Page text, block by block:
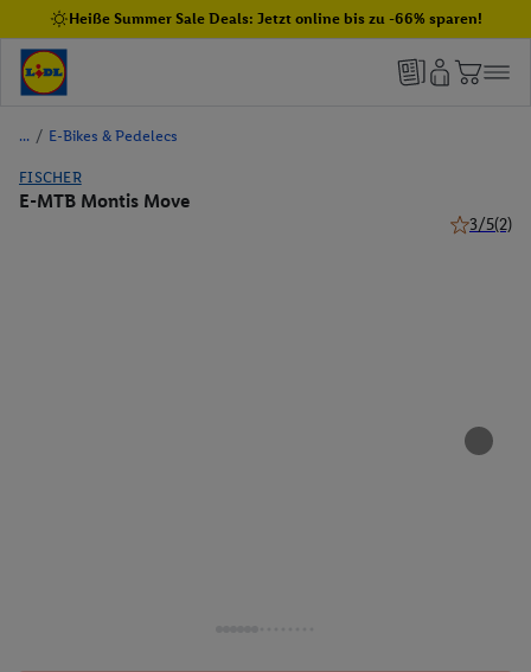
Heiße Summer Sale Deals: Jetzt online bis zu -66% sparen!
/ E-Bikes & Pedelecs
FISCHER
E-MTB Montis Move
3/5(2)